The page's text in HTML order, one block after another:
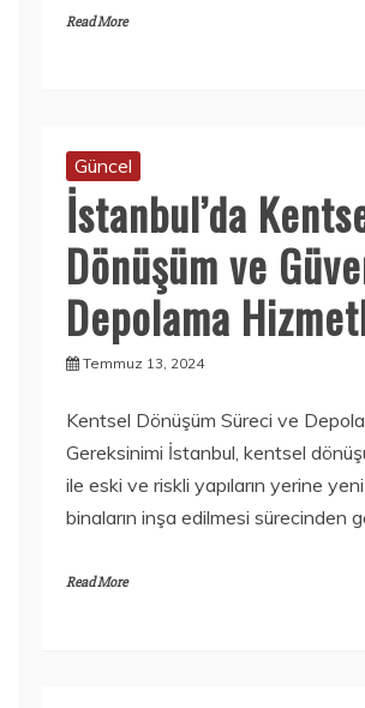
Read More
Güncel
İstanbul’da
Dönüşüm ve
Depolama
Temmuz 13, 2024
Kentsel Dönüşüm Süreci ve
Gereksinimi İstanbul, kentsel
ile eski ve riskli yapıların yerine
binaların inşa edilmesi sürecinden
Read More